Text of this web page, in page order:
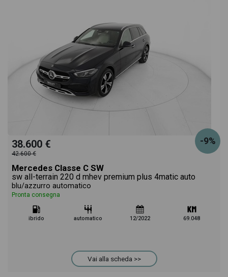
-9%
38.600 €
42.600 €
Mercedes Classe C SW
sw all-terrain 220 d mhev premium plus 4matic auto
blu/azzurro automatico
Pronta consegna
ibrido automatico 12/2022 69.048
Vai alla scheda >>